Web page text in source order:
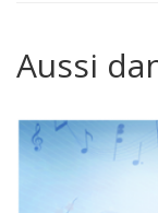
Aussi